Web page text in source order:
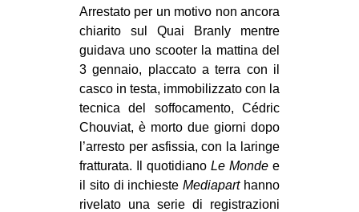
AMBIENTE
ANTIFASCISMO
DIRITTO ALL’ABITARE
GENERI
MIGRAZIONI
PRECARIATO
REPRESSIONE
STUDENTI
Arrestato per un motivo non ancora
chiarito sul Quai Branly mentre
guidava uno scooter la mattina del
3 gennaio, placcato a terra con il
casco in testa, immobilizzato con la
tecnica del soffocamento, Cédric
Chouviat, è morto due giorni dopo
l’arresto per asfissia, con la laringe
fratturata. Il quotidiano Le Monde e
il sito di inchiesteMediaparthanno
rivelato una serie di registrazioni